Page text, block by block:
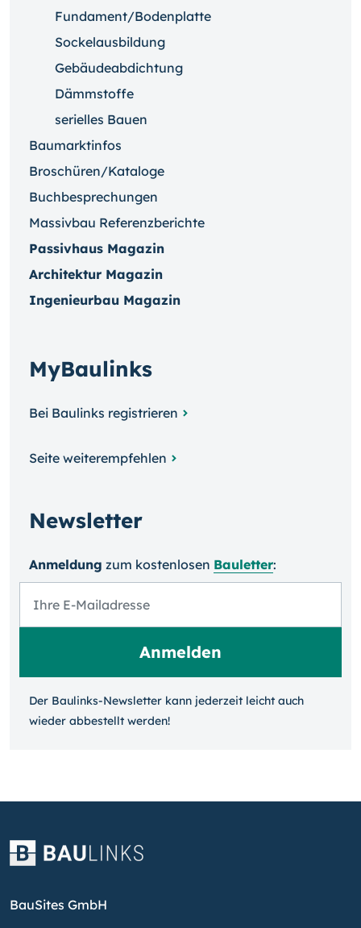
Fundament/Bodenplatte
Sockelausbildung
Gebäudeabdichtung
Dämmstoffe
serielles Bauen
Baumarktinfos
Broschüren/Kataloge
Buchbesprechungen
Massivbau Referenzberichte
Passivhaus Magazin
Architektur Magazin
Ingenieurbau Magazin
MyBaulinks
Bei Baulinks registrieren
Seite weiterempfehlen
Newsletter
Anmeldung zum kosten­losen Bauletter:
Der Baulinks-Newsletter kann jeder­zeit leicht auch
wieder ab­bestellt werden!
BauSites GmbH